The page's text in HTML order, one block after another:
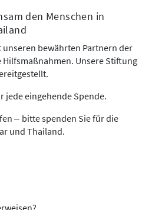
den Menschen in
bewährten Partnern der
Unsere Stiftung
jede eingehende Spende.
– bitte spenden Sie für die
und Thailand.